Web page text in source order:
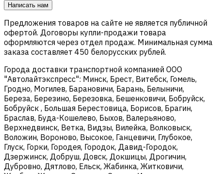
Написать нам
Предложения товаров на сайте не является публичной
офертой. Договоры купли-продажи товара
оформляются через отдел продаж. Минимальная сумма
заказа составляет 450 белорусских рублей.
Города доставки транспортной компанией ООО
"Автолайтэкспресс": Минск, Брест, Витебск, Гомель,
Гродно, Могилев, Барановичи, Барань, Белыничи,
Береза, Березино, Березовка, Бешенковичи, Бобруйск,
Бобруйск , Большая Берестовица, Борисов, Брагин,
Браслав, Буда-Кошелево, Быхов, Валерьяново,
Верхнедвинск, Ветка, Видзы, Вилейка, Волковыск,
Воложин, Вороново, Высокое, Ганцевичи, Глубокое,
Глуск, Горки, Городея, Городок, Давид-Городок,
Дзержинск, Добруш, Довск, Докшицы, Дрогичин,
Дубровно, Дятлово, Ельск, Жабинка, Житковичи,